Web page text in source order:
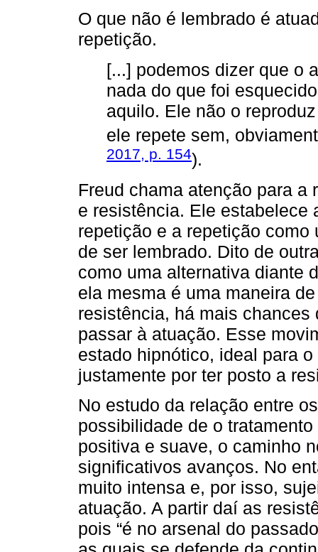
O que não é lembrado é
repetição.
[...] podemos dizer que o
nada do que foi
aquilo. Ele não o
ele repete sem,
2017, p. 154).
Freud chama atenção para a
e resistência. Ele estabelece
repetição e a repetição
de ser lembrado. Dito de
como uma alternativa diante
ela mesma é uma maneira
resistência, há mais
passar à atuação. Esse
estado hipnótico, ideal para
justamente por ter posto a
No estudo da relação entre
possibilidade de o
positiva e suave, o caminho
significativos avanços. No
muito intensa e, por isso,
atuação. A partir daí as
pois “é no arsenal do